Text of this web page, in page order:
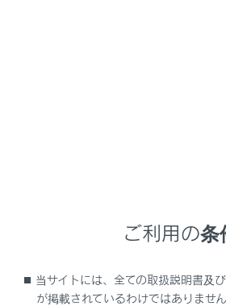
地図データベースの情報を見る
地図データについて
ご利用の条
当サイトには、全ての取扱説明書及
が掲載されているわけではありません